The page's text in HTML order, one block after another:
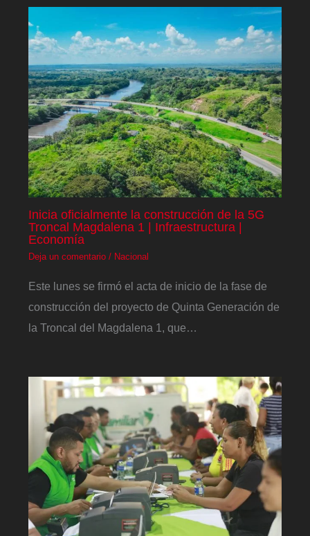
Inicia oficialmente la construcción de la 5G
Troncal Magdalena 1 | Infraestructura |
Economía
Deja un comentario / Nacional
Este lunes se firmó el acta de inicio de la fase de
construcción del proyecto de Quinta Generación de
la Troncal del Magdalena 1, que…